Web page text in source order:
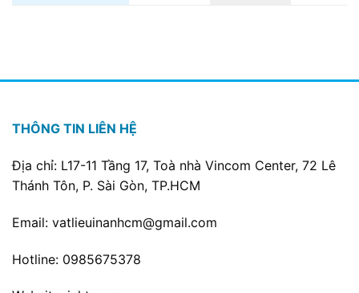
THÔNG TIN LIÊN HỆ
Địa chỉ: L17-11 Tầng 17, Toà nhà Vincom Center, 72 Lê
Thánh Tôn, P. Sài Gòn, TP.HCM
Email: vatlieuinanhcm@gmail.com
Hotline: 0985675378